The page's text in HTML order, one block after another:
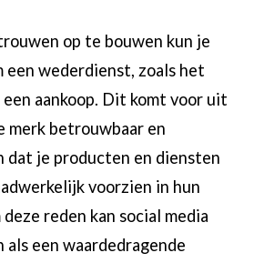
op te bouwen kun je
een wederdienst, zoals het
aankoop. Dit komt voor uit
merk betrouwbaar en
dat je producten en diensten
voorzien in hun
reden kan social media
een waardedragende